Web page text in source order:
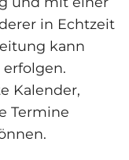
in Echtzeit
kann
Kalender,
Termine